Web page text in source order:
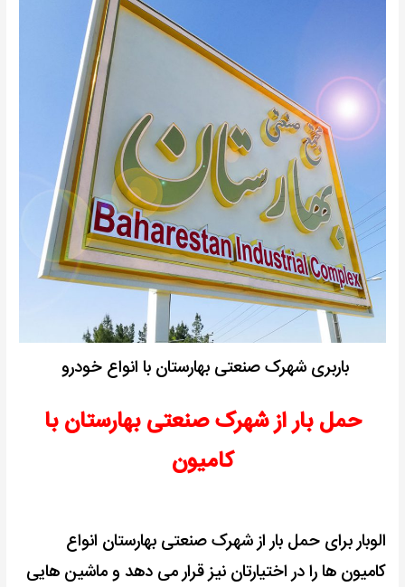
باربری شهرک صنعتی بهارستان با انواع خودرو
حمل بار از شهرک صنعتی بهارستان با
کامیون
الوبار برای حمل بار از شهرک صنعتی بهارستان انواع
کامیون ها را در اختیارتان نیز قرار می دهد و ماشین هایی